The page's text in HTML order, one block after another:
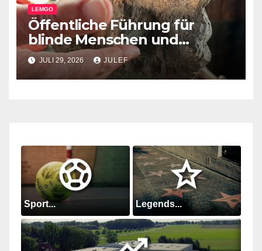
LEMGO
Öffentliche Führung für
blinde Menschen und
Menschen mit
Sehbeeinträchtigungen im
Junkerhaus
JULI 29, 2026 JULEF
Sport... Legends...